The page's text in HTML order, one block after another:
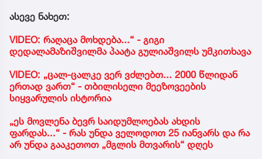
ასევე ნახეთ:
VIDEO: რაღაცა მოხდება...“ - გიგი
დედალამაზიშვილმა პაატა გულიაშვილს უმკითხავა
VIDEO: „ცალ-ცალკე ვერ ვძლებთ... 2000 წლიდან
ერთად ვართ“ - თბილისელი მეეზოვეების
სიყვარულის ისტორია
„ეს მოვლენა ბევრ საიდუმლოებას ახდის
ფარდას...“ - რას უნდა ველოდოთ 25 იანვარს და რა
არ უნდა გააკეთოთ „მგლის მთვარის“ დღეს